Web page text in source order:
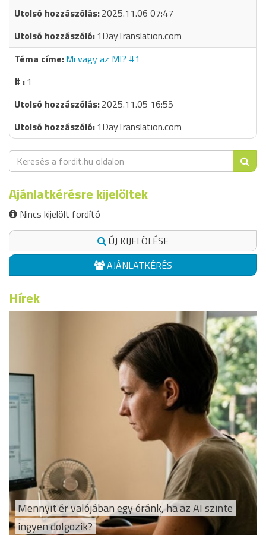
2025.11.06 07:47
1DayTranslation.com
Mi vagy az MI? #1
1
2025.11.05 16:55
1DayTranslation.com
Ajánlatkérésre kijelöltek
Nincs kijelölt fordító
ÚJ KIJELÖLÉSE
AJÁNLATKÉRÉS
Hírek
Mennyit ér valójában egy óránk, ha az AI szinte
ingyen dolgozik?